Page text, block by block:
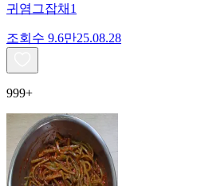
귀염그잡채1
조회수 9.6만25.08.28
999+